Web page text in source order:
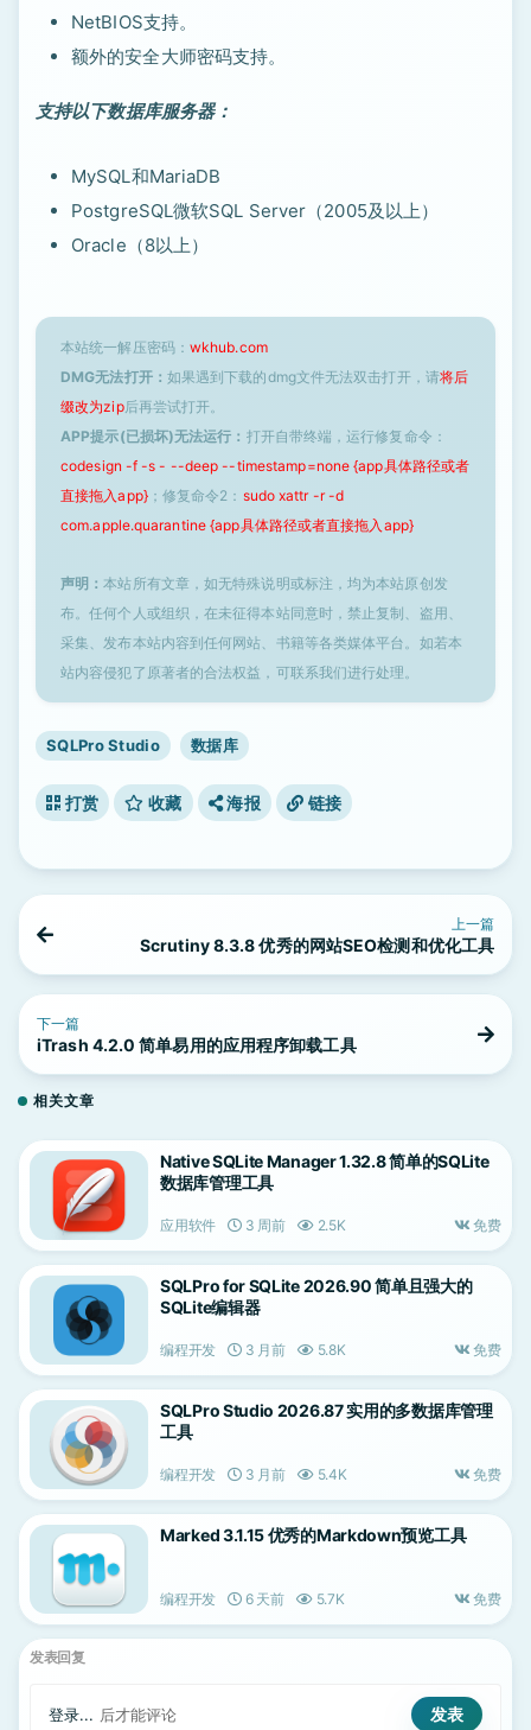
NetBIOS支持。
额外的安全大师密码支持。
支持以下数据库服务器：
MySQL和MariaDB
PostgreSQL微软SQL Server（2005及以上）
Oracle（8以上）
本站统一解压密码： wkhub.com
DMG无法打开： 如果遇到下载的dmg文件无法双击打开，请将后
缀改为zip后再尝试打开。
APP提示(已损坏)无法运行： 打开自带终端，运行修复命令：
codesign -f -s - --deep --timestamp=none {app具体路径或者
直接拖入app}；修复命令2： sudo xattr -r -d
com.apple.quarantine {app具体路径或者直接拖入app}
声明：本站所有文章，如无特殊说明或标注，均为本站原创发
布。任何个人或组织，在未征得本站同意时，禁止复制、盗用、
采集、发布本站内容到任何网站、书籍等各类媒体平台。如若本
站内容侵犯了原著者的合法权益，可联系我们进行处理。
SQLPro Studio 数据库
打赏 收藏 海报 链接
上一篇
Scrutiny 8.3.8 优秀的网站SEO检测和优化工具
下一篇
iTrash 4.2.0 简单易用的应用程序卸载工具
相关文章
Native SQLite Manager 1.32.8 简单的SQLite
数据库管理工具
应用软件 3 周前 2.5K 免费
SQLPro for SQLite 2026.90 简单且强大的
SQLite编辑器
编程开发 3 月前 5.8K 免费
SQLPro Studio 2026.87 实用的多数据库管理
工具
编程开发 3 月前 5.4K 免费
Marked 3.1.15 优秀的Markdown预览工具
编程开发 6 天前 5.7K 免费
发表回复
登录... 后才能评论